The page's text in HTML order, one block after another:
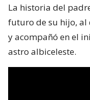
La historia del
futuro de su hijo, al
y acompañó en el
astro albiceleste.